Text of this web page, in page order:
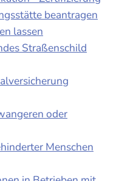
beantragen
lassen
Straßenschild
oder
Menschen